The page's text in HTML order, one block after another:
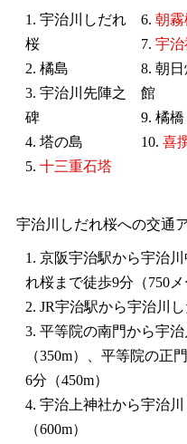
1. 宇治川しだれ
桜
2. 橘島
3. 宇治川先陣之
碑
4. 塔の島
5. 十三重石塔
6. 朝霧
7. 宇治
8. 朝
館
9. 橘橋
10. 喜
宇治川しだれ桜への交通
1. 京阪宇治駅から宇治
れ桜まで徒歩9分（750メ
2. JR宇治駅から宇治川
3. 平等院の南門から宇
（350m）、平等院の正
6分（450m）
4. 宇治上神社から宇治
（600m）